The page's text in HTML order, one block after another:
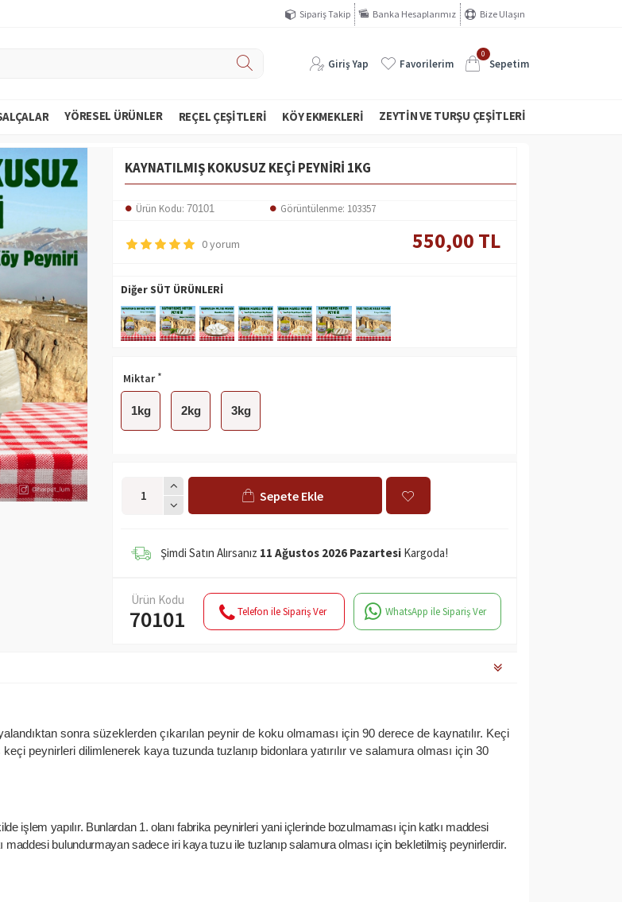
Sipariş Takip Banka Hesaplarımız Bize Ulaşın
Giriş Yap Favorilerim
0
Sepetim
YÖRESEL ÜRÜNLER REÇEL ÇEŞITLERI KÖY EKMEKLERI ZEYTIN VE TURŞU ÇEŞITLERI
KAYNATILMIŞ KOKUSUZ KEÇI PEYNIRI 1KG
Ürün Kodu: 70101 Görüntülenme: 103357
0 yorum 550,00 TL
Diğer SÜT ÜRÜNLERİ
Miktar
1kg 2kg 3kg
Sepete Ekle
Şimdi Satın Alırsanız 11 Ağustos 2026 Pazartesi Kargoda!
Ürün Kodu
70101 Telefon ile Sipariş Ver WhatsApp ile Sipariş Ver
sonra süzeklerden çıkarılan peynir de koku olmaması için 90 derece de kaynatılır. Keçi
peynirleri dilimlenerek kaya tuzunda tuzlanıp bidonlara yatırılır ve salamura olması için 30
işlem yapılır. Bunlardan 1. olanı fabrika peynirleri yani içlerinde bozulmaması için katkı maddesi
bulundurmayan sadece iri kaya tuzu ile tuzlanıp salamura olması için bekletilmiş peynirlerdir.